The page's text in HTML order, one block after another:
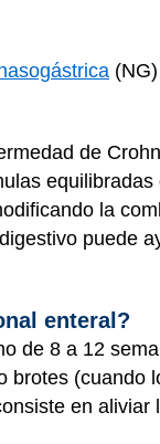
de
equilibradas
la
puede
enteral?
de 8 a 12
brotes (cuando
en aliviar